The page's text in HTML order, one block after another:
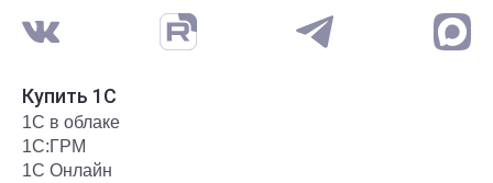
Купить 1С
1С в облаке
1С:ГРМ
1С Онлайн